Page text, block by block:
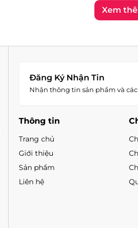
Vin Yên Bái -
Tình trạng:
Skylake -
Vin Vinh -
Vin Lạng
Xem
Đăng Ký Nhận Tin
Nhận thông tin sản phẩm và
Thông tin
Trang chủ
Giới thiệu
Sản phẩm
Liên hệ